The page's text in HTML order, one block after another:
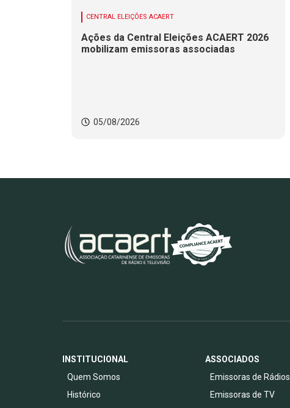
CENTRAL ELEIÇÕES ACAERT
Ações da Central Eleições ACAERT 2026
mobilizam emissoras associadas
05/08/2026
INSTITUCIONAL
Quem Somos
Histórico
ASSOCIADOS
Emissoras de Rádios
Emissoras de TV